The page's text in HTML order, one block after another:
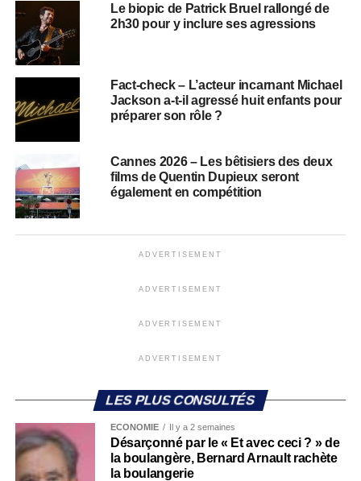
Le biopic de Patrick Bruel rallongé de
2h30 pour y inclure ses agressions
Fact-check – L’acteur incarnant Michael
Jackson a-t-il agressé huit enfants pour
préparer son rôle ?
Cannes 2026 – Les bêtisiers des deux
films de Quentin Dupieux seront
également en compétition
ADVERTISEMENT
ADVERTISEMENT
ADVERTISEMENT
ADVERTISEMENT
LES PLUS CONSULTÉS
ECONOMIE Il y a 2 semaines
Désarçonné par le « Et avec ceci ? » de
la boulangère, Bernard Arnault rachète
la boulangerie